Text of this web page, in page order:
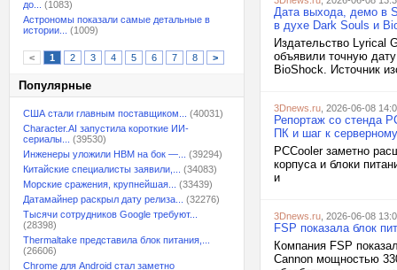
до...
(1083)
Астрономы показали самые детальные в
истории...
(1009)
< 1 2 3 4 5 6 7 8 >
Популярные
США стали главным поставщиком...
(40031)
Character.AI запустила короткие ИИ-
сериалы...
(39530)
Инженеры уложили HBM на бок —...
(39294)
Китайские специалисты заявили,...
(34083)
Морские сражения, крупнейшая...
(33439)
Датамайнер раскрыл дату релиза...
(32276)
Тысячи сотрудников Google требуют...
(28398)
Thermaltake представила блок питания,...
(26606)
Chrome для Android стал заметно
Дата выхода, демо в
в духе Dark Souls и
Издательство Lyrical
объявили точную
BioShock. Источник
3Dnews.ru , 2026-06-08
Репортаж со стенда
ПК и шаг к
PCCooler заметно
корпуса и блоки
и
3Dnews.ru , 2026-06-08
FSP показала блок
Компания FSP
Cannon мощностью